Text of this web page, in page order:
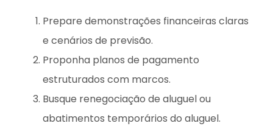
Prepare demonstrações financeiras claras
e cenários de previsão.
Proponha planos de pagamento
estruturados com marcos.
Busque renegociação de aluguel ou
abatimentos temporários do aluguel.